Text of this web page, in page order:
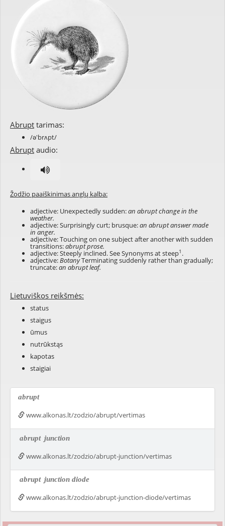
Abrupt tarimas:
/ə'brʌpt/
Abrupt audio:
Žodžio paaiškinimas anglų kalba:
adjective: Unexpectedly sudden:an abrupt change in the
weather.
adjective: Surprisingly curt; brusque:an abrupt answer made
in anger.
adjective: Touching on one subject after another with sudden
transitions:abrupt prose.
adjective: Steeply inclined. See Synonyms atsteep1 .
adjective:BotanyTerminating suddenly rather than gradually;
truncate:an abrupt leaf.
Lietuviškos reikšmės:
status
staigus
ūmus
nutrūkstąs
kapotas
staigiai
abrupt
www.alkonas.lt/zodzio/abrupt/vertimas
abrupt junction
www.alkonas.lt/zodzio/abrupt-junction/vertimas
abrupt junction diode
www.alkonas.lt/zodzio/abrupt-junction-diode/vertimas